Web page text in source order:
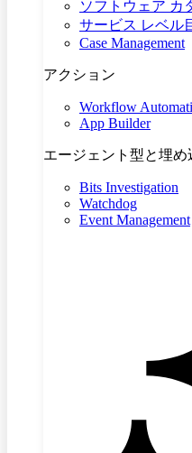
ソフトウェア カ
サービス レベル
Case Management
アクション
Workflow
App Builder
エージェント型と埋め
Bits Investigation
Watchdog
Event Management